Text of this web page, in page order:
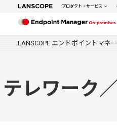
プロダクト・サービス
LANSCOPE エンドポイントマネ
テレワーク